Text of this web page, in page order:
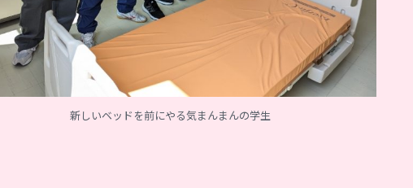
新しいベッドを前にやる気まんまんの学生